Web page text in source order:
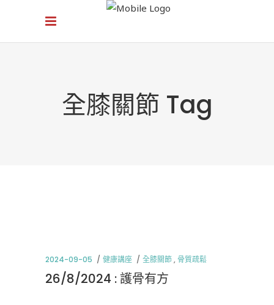
全膝關節 Tag
2024-09-05 健康講座 全膝關節, 骨質疏鬆
26/8/2024 : 護骨有方